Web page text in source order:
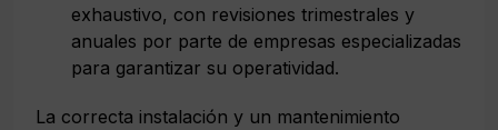
exhaustivo, con revisiones trimestrales y
anuales por parte de empresas especializadas
para garantizar su operatividad.
La correcta instalación y un mantenimiento